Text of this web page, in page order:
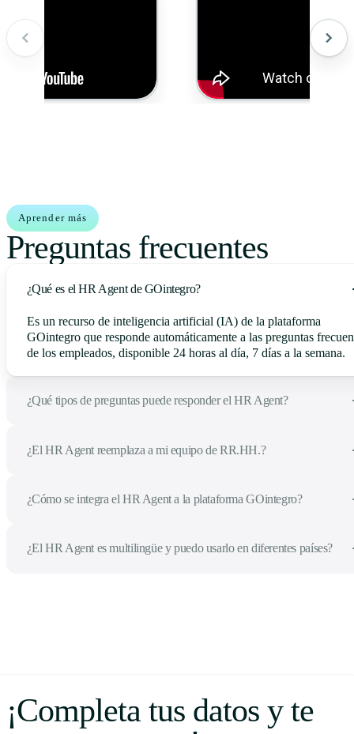
Aprender más
Preguntas frecuentes
¿Qué es el HR Agent de GOintegro?
Es un recurso de inteligencia artificial (IA) de la plataforma
GOintegro que responde automáticamente a las preguntas
de los empleados, disponible 24 horas al día, 7 días a la semana.
¿Qué tipos de preguntas puede responder el HR Agent?
¿El HR Agent reemplaza a mi equipo de RR.HH.?
¿Cómo se integra el HR Agent a la plataforma GOintegro?
¿El HR Agent es multilingüe y puedo usarlo en diferentes países?
¡Completa tus datos y te